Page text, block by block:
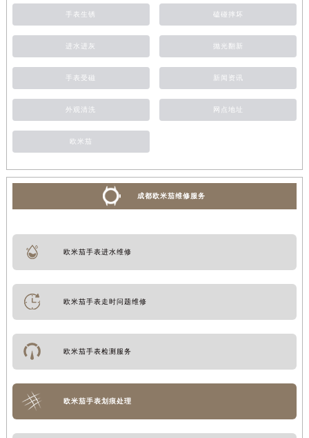
手表生锈 磕碰摔坏
进水进灰 抛光翻新
手表受磁 新闻资讯
外观清洗 网点地址
欧米茄
成都欧米茄维修服务
欧米茄手表进水维修
欧米茄手表走时问题维修
欧米茄手表检测服务
欧米茄手表划痕处理